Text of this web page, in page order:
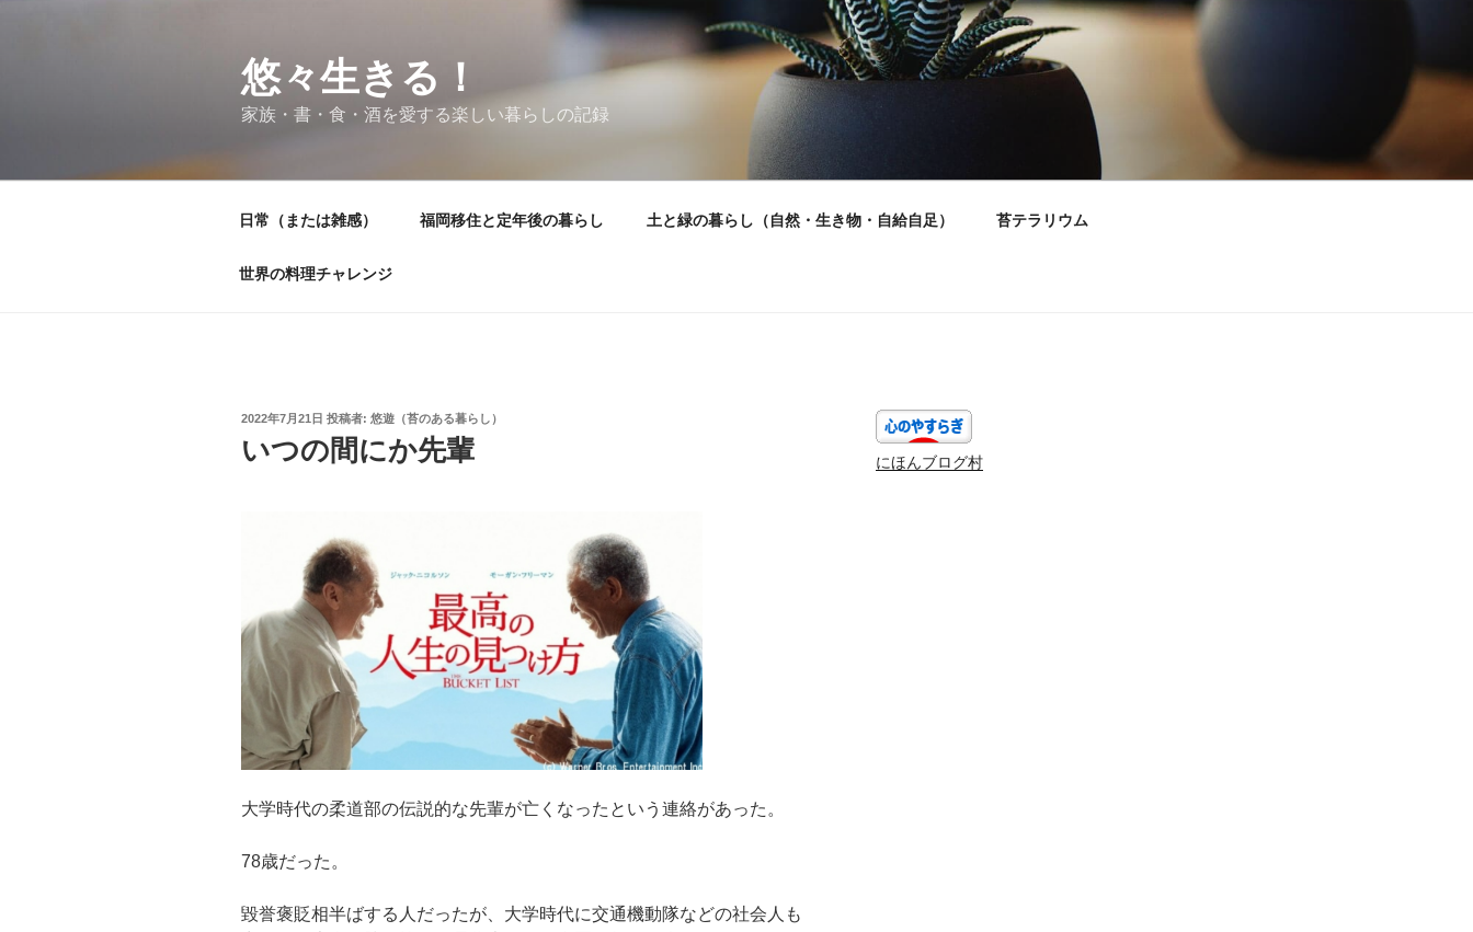
悠々生きる！
家族・書・食・酒を愛する楽しい暮らしの記録
日常（または雑感） 福岡移住と定年後の暮らし 土と緑の暮らし（自然・生き物・自給自足） 苔テラリウム
世界の料理チャレンジ
投
日:
2022年7月21日 投稿者: 悠遊（苔のある暮らし）
いつの間にか先輩
大学時代の柔道部の伝説的な先輩が亡くなったという連絡があった。
78歳だった。
毀誉褒貶相半ばする人だったが、大学時代に交通機動隊などの社会人も
にほんブログ村